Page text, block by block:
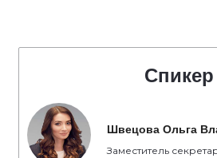
Спикер
Швецова Ольга
Заместитель